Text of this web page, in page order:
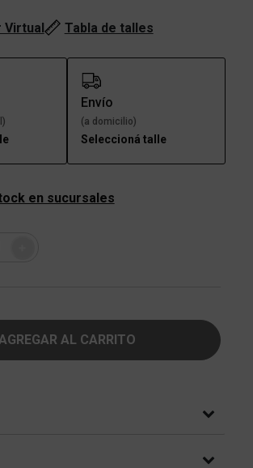
Virtual Tabla de talles
Envío
(a domicilio)
Seleccioná talle
en sucursales
AGREGAR AL CARRITO